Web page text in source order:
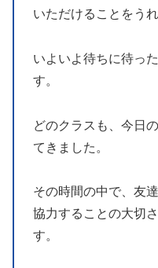
いただけることをう
いよいよ待ちに待っ
す。
どのクラスも、今日
てきました。
その時間の中で、友
協力することの大切
す。